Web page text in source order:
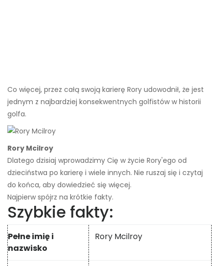
Co więcej, przez całą swoją karierę Rory udowodnił, że jest
jednym z najbardziej konsekwentnych golfistów w historii
golfa.
Rory Mcilroy
Dlatego dzisiaj wprowadzimy Cię w życie Rory'ego od
dzieciństwa po karierę i wiele innych. Nie ruszaj się i czytaj
do końca, aby dowiedzieć się więcej.
Najpierw spójrz na krótkie fakty.
Szybkie fakty:
Pełne imię i
nazwisko
Rory Mcilroy